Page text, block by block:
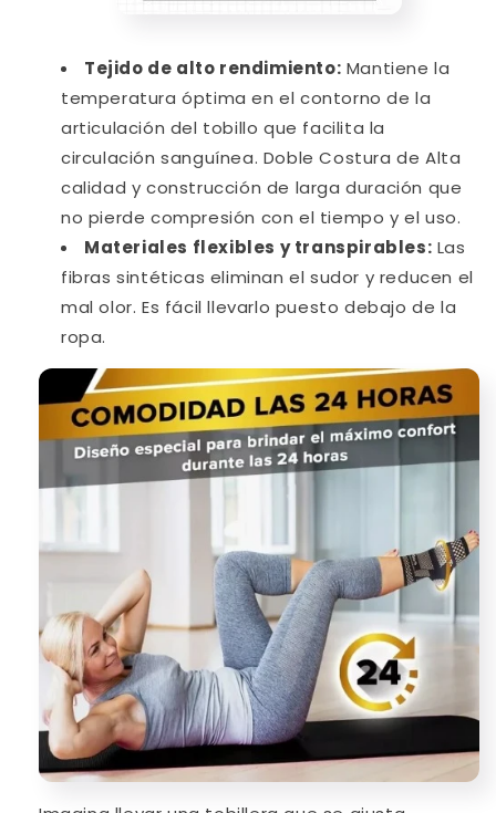
Tejido de alto rendimiento: Mantiene la
temperatura óptima en el contorno de la
articulación del tobillo que facilita la
circulación sanguínea. Doble Costura de Alta
calidad y construcción de larga duración que
no pierde compresión con el tiempo y el uso.
Materiales flexibles y transpirables: Las
fibras sintéticas eliminan el sudor y reducen el
mal olor. Es fácil llevarlo puesto debajo de la
ropa.